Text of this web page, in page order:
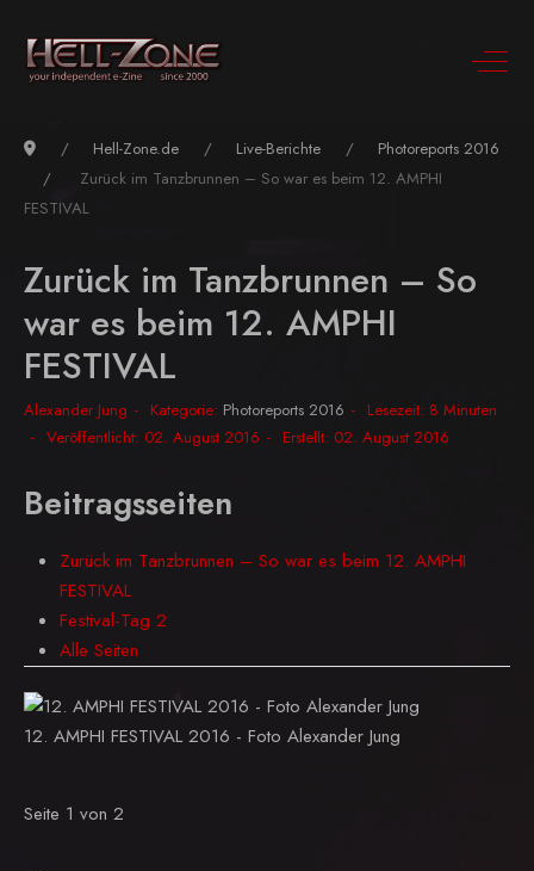
Hell-Zone.de Live-Berichte
Photoreports 2016
Zurück im Tanzbrunnen – So war es beim 12. AMPHI
FESTIVAL
Zurück im Tanzbrunnen – So
war es beim 12. AMPHI
FESTIVAL
Alexander Jung Kategorie: Photoreports 2016
Lesezeit: 8 Minuten
Veröffentlicht: 02. August 2016
Erstellt: 02. August 2016
Beitragsseiten
Zurück im Tanzbrunnen – So war es beim 12. AMPHI
FESTIVAL
Festival-Tag 2
Alle Seiten
12. AMPHI FESTIVAL 2016 - Foto Alexander Jung
Seite 1 von 2